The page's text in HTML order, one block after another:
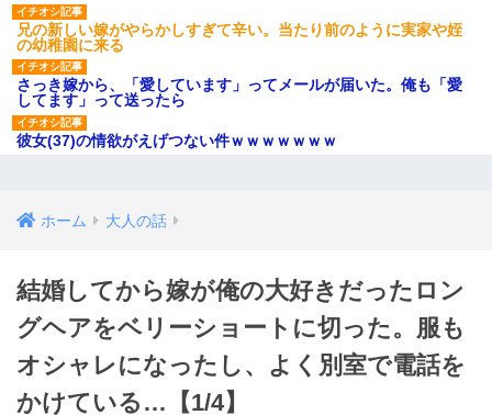
兄の新しい嫁がやらかしすぎて辛い。当たり前のように実家や姪
の幼稚園に来る
さっき嫁から、「愛しています」ってメールが届いた。俺も「愛
してます」って送ったら
彼女(37)の情欲がえげつない件ｗｗｗｗｗｗｗ
ホーム 大人の話
結婚してから嫁が俺の大好きだったロン
グヘアをベリーショートに切った。服も
オシャレになったし、よく別室で電話を
かけている…【1/4】